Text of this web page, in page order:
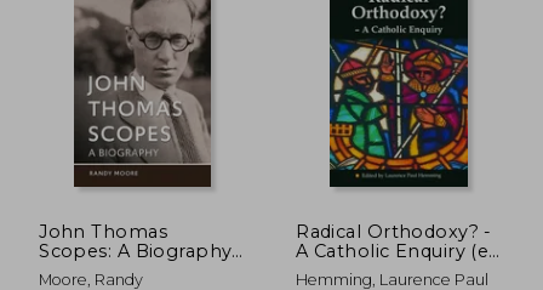
40%
dcto. $ 37.97
45%
dcto.
John Thomas
Scopes: A Biography
(en Inglés)
Moore, Randy
Radical Orthodoxy? -
A Catholic Enquiry (en
Inglés)
Hemming, Laurence Paul